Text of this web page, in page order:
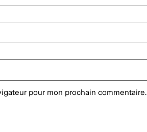
pour mon prochain commentaire.